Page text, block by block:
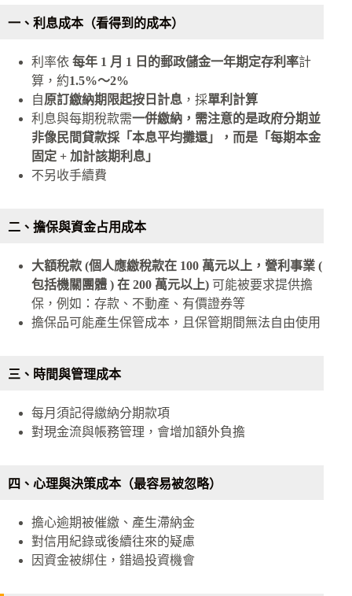
一、利息成本（看得到的成本）
利率依 每年 1 月 1 日的郵政儲金一年期定存利率計
算，約1.5%～2%
自原訂繳納期限起按日計息 ，採單利計算
利息與每期稅款需一併繳納，需注意的是政府分期並
非像民間貸款採「本息平均攤還」，而是「每期本金
固定 + 加計該期利息」
不另收手續費
二、擔保與資金占用成本
大額稅款 (個人應繳稅款在 100 萬元以上，營利事業 (
包括機關團體 ) 在 200 萬元以上) 可能被要求提供擔
保，例如：存款、不動產、有價證券等
擔保品可能產生保管成本，且保管期間無法自由使用
三、時間與管理成本
每月須記得繳納分期款項
對現金流與帳務管理，會增加額外負擔
四、心理與決策成本（最容易被忽略）
擔心逾期被催繳、產生滯納金
對信用紀錄或後續往來的疑慮
因資金被綁住，錯過投資機會